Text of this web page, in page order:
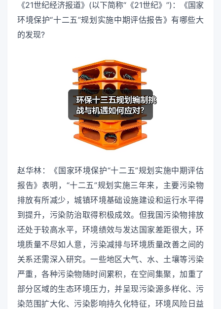
《21世纪经济报道》(以下简称“《21世纪》”)：《国家
环境保护“十二五”规划实施中期评估报告》有哪些大
的发现?
赵华林：《国家环境保护“十二五”规划实施中期评估
报告》表明，“十二五”规划实施三年来，主要污染物
排放有所减少，城镇环境基础设施建设和运行水平得
到提升，污染防治取得积极成效。但我国污染物排放
还处于较高水平，环境绩效与发达国家差距很大，环
境质量不尽如人意，污染减排与环境质量改善之间的
关系还需深入研究。一些地区大气、水、土壤等污染
严重，各种污染物随时间累积，在空间集聚，加重了
部分区域的生态环境压力，并呈现污染源多样化、污
染范围扩大化、污染影响持久化特征，环境风险日益